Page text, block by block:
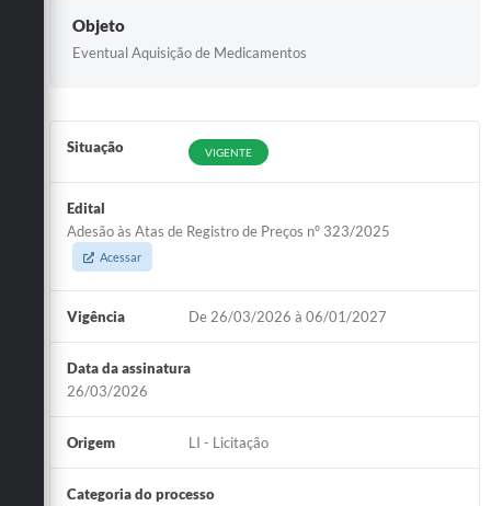
Objeto
Eventual Aquisição de Medicamentos
Situação VIGENTE
Edital
Adesão às Atas de Registro de Preços nº 323/2025
Acessar
Vigência De 26/03/2026 à 06/01/2027
Data da assinatura
26/03/2026
Origem LI - Licitação
Categoria do processo